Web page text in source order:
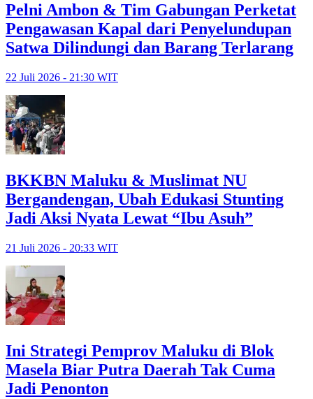
Pelni Ambon & Tim Gabungan Perketat
Pengawasan Kapal dari Penyelundupan
Satwa Dilindungi dan Barang Terlarang
22 Juli 2026 - 21:30 WIT
BKKBN Maluku & Muslimat NU
Bergandengan, Ubah Edukasi Stunting
Jadi Aksi Nyata Lewat “Ibu Asuh”
21 Juli 2026 - 20:33 WIT
Ini Strategi Pemprov Maluku di Blok
Masela Biar Putra Daerah Tak Cuma
Jadi Penonton